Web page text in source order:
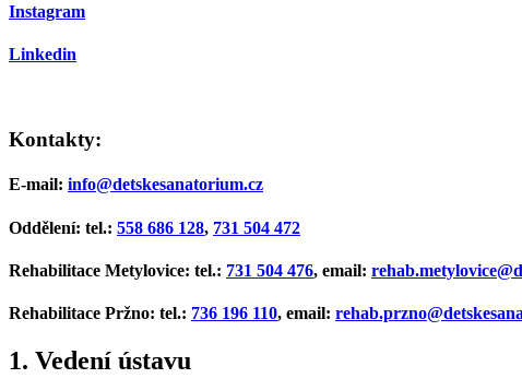
Instagram
Linkedin
Kontakty:
E-mail: info@detskesanatorium.cz
Oddělení: tel.: 558 686 128, 731 504 472
Rehabilitace Metylovice: tel.: 731 504 476, email:
Rehabilitace Pržno: tel.: 736 196 110, email:
1. Vedení ústavu